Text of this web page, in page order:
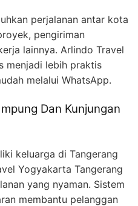
perjalanan antar kota
pengiriman
lainnya. Arlindo Travel
menjadi lebih praktis
melalui WhatsApp.
Dan Kunjungan
keluarga di Tangerang
Yogyakarta Tangerang
yang nyaman. Sistem
membantu pelanggan